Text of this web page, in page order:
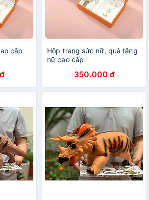
cấp
Hộp trang sức nữ, quà tặng
nữ cao cấp
350.000 đ